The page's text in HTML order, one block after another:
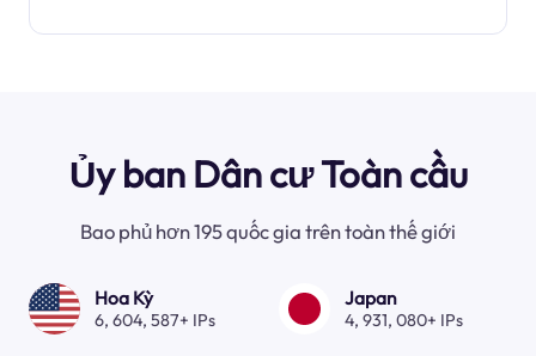
Ủy ban Dân cư Toàn cầu
Bao phủ hơn 195 quốc gia trên toàn thế giới
Hoa Kỳ
6, 604, 587+ IPs
Japan
4, 931, 080+ IPs